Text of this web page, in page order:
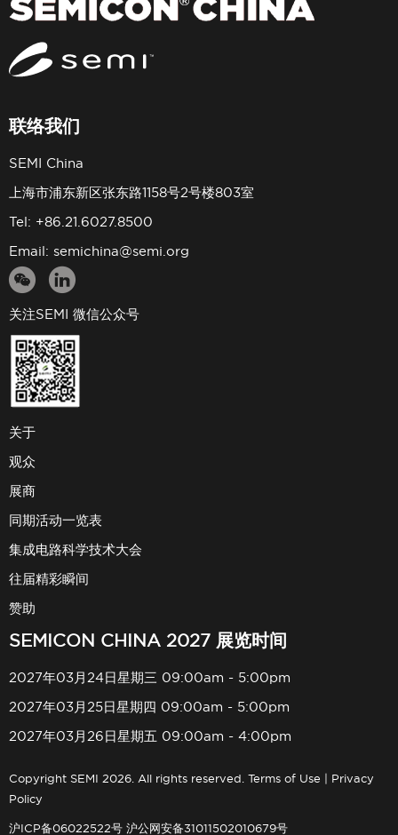
联络我们
SEMI China
上海市浦东新区张东路1158号2号楼803室
Tel: +86.21.6027.8500
Email: semichina@semi.org
关注SEMI 微信公众号
关于
观众
展商
同期活动一览表
集成电路科学技术大会
往届精彩瞬间
赞助
SEMICON CHINA 2027 展览时间
2027年03月24日星期三 09:00am - 5:00pm
2027年03月25日星期四 09:00am - 5:00pm
2027年03月26日星期五 09:00am - 4:00pm
Copyright SEMI 2026. All rights reserved. Terms of Use
Privacy
Policy
沪ICP备06022522号 沪公网安备31011502010679号